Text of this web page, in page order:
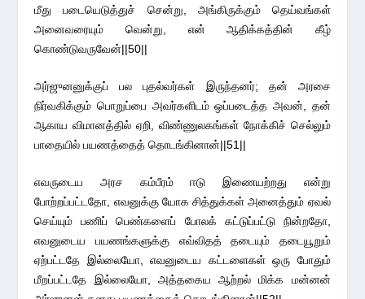
மீது படையெடுத்துச் சென்று, அங்கிருக்கும் தெய்வங்கள்
அனைவரையும் வென்று, என் ஆதிக்கத்தின் கீழ்
கொண்டுவருவேன்||50||
அர்ஜுனனுக்குப் பல புதல்வர்கள் இருந்தனர்; தன் அரசை
நிர்வகிக்கும் பொறுப்பை அவர்களிடம் ஒப்படைத்த அவன், தன்
ஆகாய விமானத்தில் ஏறி, விண்ணுலகங்கள் நோக்கிச் செல்லும்
பாதையில் பயணத்தைத் தொடங்கினான்||51||
எவருடைய அரச கம்பீரம் ஈடு இணையற்றது என்று
போற்றப்பட்டதோ, எவனுக்கு யோக சித்துக்கள் அனைத்தும் ஏவல்
செய்யும் பணிப் பெண்களைப் போலக் கட்டுப்பட்டு நின்றதோ,
எவனுடைய பயணங்களுக்கு எவ்விதத் தடையும் தடையூறும்
ஏற்பட்டதே இல்லையோ, எவனுடைய கட்டளைகள் ஒரு போதும்
மீறப்பட்டதே இல்லையோ, அத்தகைய ஆற்றல் மிக்க மன்னன்